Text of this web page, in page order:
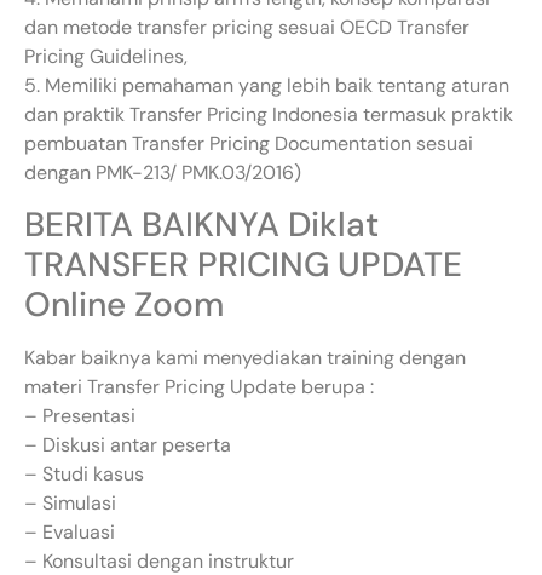
dan metode transfer pricing sesuai OECD Transfer
Pricing Guidelines,
5. Memiliki pemahaman yang lebih baik tentang aturan
dan praktik Transfer Pricing Indonesia termasuk praktik
pembuatan Transfer Pricing Documentation sesuai
dengan PMK-213/ PMK.03/2016)
BERITA BAIKNYA Diklat
TRANSFER PRICING UPDATE
Online Zoom
Kabar baiknya kami menyediakan training dengan
materi Transfer Pricing Update berupa :
– Presentasi
– Diskusi antar peserta
– Studi kasus
– Simulasi
– Evaluasi
– Konsultasi dengan instruktur